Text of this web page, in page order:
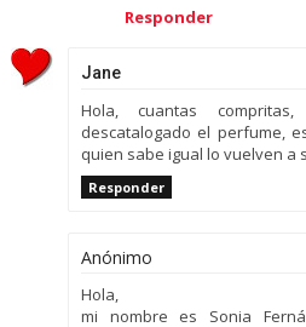
Responder
Jane
Hola, cuantas
descatalogado el perfume,
quien sabe igual lo vuelven a
Responder
Anónimo
Hola,
mi nombre es Sonia